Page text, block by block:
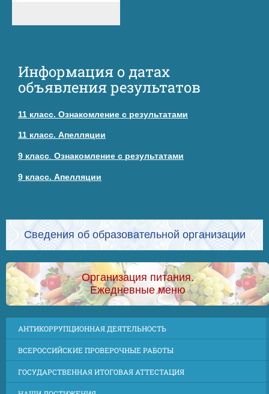
Информация о датах
объявления результатов
11 класс. Ознакомление с результатами
11 класс. Апелляции
9 класс Ознакомление с результатами
9 класс. Апелляции
Сведения об образовательной организации
Организация питания.
Ежедневные меню
АНТИКОРРУПЦИОННАЯ ДЕЯТЕЛЬНОСТЬ
ВСЕРОССИЙСКИЕ ПРОВЕРОЧНЫЕ РАБОТЫ
ГОСУДАРСТВЕННАЯ ИТОГОВАЯ АТТЕСТАЦИЯ